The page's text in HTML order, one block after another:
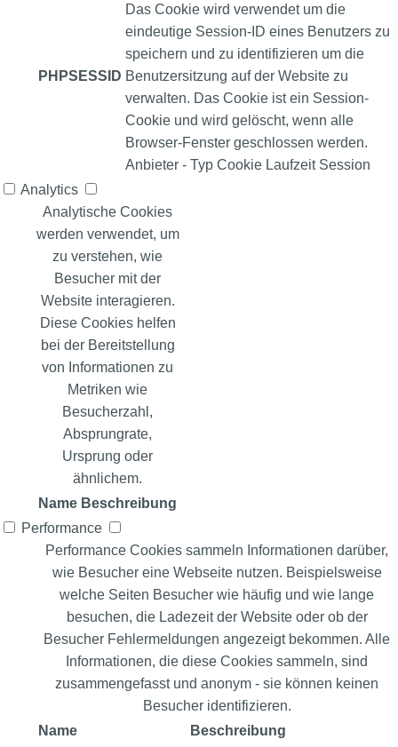
PHPSESSID
Das Cookie wird verwendet um die
eindeutige Session-ID eines Benutzers zu
speichern und zu identifizieren um die
Benutzersitzung auf der Website zu
verwalten. Das Cookie ist ein Session-
Cookie und wird gelöscht, wenn alle
Browser-Fenster geschlossen werden.
Anbieter - Typ Cookie Laufzeit Session
Analytics
Analytische Cookies
werden verwendet, um
zu verstehen, wie
Besucher mit der
Website interagieren.
Diese Cookies helfen
bei der Bereitstellung
von Informationen zu
Metriken wie
Besucherzahl,
Absprungrate,
Ursprung oder
ähnlichem.
Name Beschreibung
Performance
Performance Cookies sammeln Informationen darüber,
wie Besucher eine Webseite nutzen. Beispielsweise
welche Seiten Besucher wie häufig und wie lange
besuchen, die Ladezeit der Website oder ob der
Besucher Fehlermeldungen angezeigt bekommen. Alle
Informationen, die diese Cookies sammeln, sind
zusammengefasst und anonym - sie können keinen
Besucher identifizieren.
Name
Beschreibung